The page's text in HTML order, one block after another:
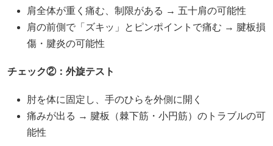
肩全体が重く痛む、制限がある → 五十肩の可能性
肩の前側で「ズキッ」とピンポイントで痛む → 腱板損
傷・腱炎の可能性
チェック②：外旋テスト
肘を体に固定し、手のひらを外側に開く
痛みが出る → 腱板（棘下筋・小円筋）のトラブルの可
能性